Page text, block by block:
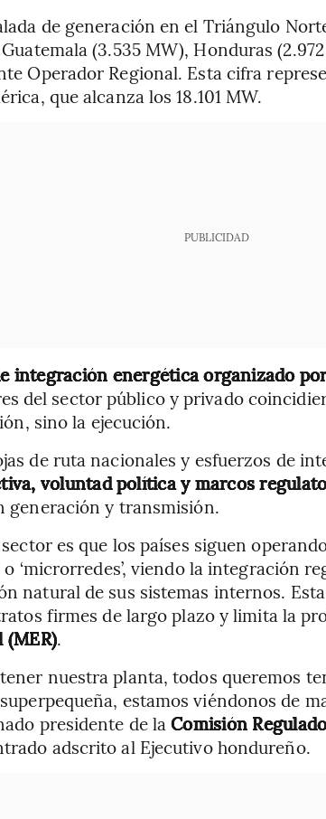
de generación en el Triángulo
(3.535 MW), Honduras
Operador Regional. Esta cifra
que alcanza los 18.101 MW.
PUBLICIDAD
integración energética organizado
del sector público y privado
sino la ejecución.
de ruta nacionales y esfuerzos de
voluntad política y marcos
generación y transmisión.
es que los países siguen
o ‘microrredes’, viendo la integración
natural de sus sistemas internos.
firmes de largo plazo y limita la
(MER).
nuestra planta, todos queremos
estamos viéndonos de
presidente de laComisión
adscrito al Ejecutivo hondureño.